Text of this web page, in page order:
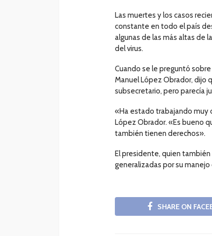
Las muertes y los casos
constante en todo el país
algunas de las más altas de
del virus.
Cuando se le preguntó
Manuel López Obrador, dijo
subsecretario, pero parecía
«Ha estado trabajando muy
López Obrador. «Es bueno
también tienen derechos».
El presidente, quien también
generalizadas por su
SHARE ON